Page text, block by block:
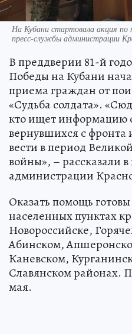
На Кубани стартовала акция
пресс-службы администрации
В преддверии 81-й
Победы на Кубани
приема граждан от
«Судьба солдата».
кто ищет информацию
вернувшихся с фронта
вести в период
войны», – рассказали
администрации
Оказать помощь
населенных пунктах
Новороссийске,
Абинском,
Каневском,
Славянском районах.
мая.